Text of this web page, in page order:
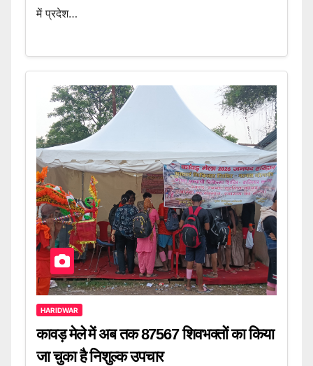
में प्रदेश…
HARIDWAR
कावड़ मेले में अब तक 87567 शिवभक्तों का किया
जा चुका है निशुल्क उपचार